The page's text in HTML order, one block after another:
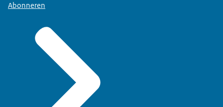
Abonneren